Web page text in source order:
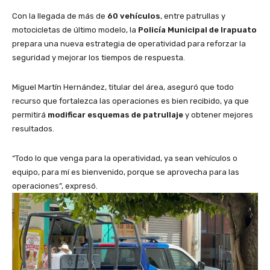
Con la llegada de más de 60 vehículos, entre patrullas y
motocicletas de último modelo, la Policía Municipal de Irapuato
prepara una nueva estrategia de operatividad para reforzar la
seguridad y mejorar los tiempos de respuesta.
Miguel Martín Hernández, titular del área, aseguró que todo
recurso que fortalezca las operaciones es bien recibido, ya que
permitirá modificar esquemas de patrullaje y obtener mejores
resultados.
“Todo lo que venga para la operatividad, ya sean vehículos o
equipo, para mí es bienvenido, porque se aprovecha para las
operaciones”, expresó.